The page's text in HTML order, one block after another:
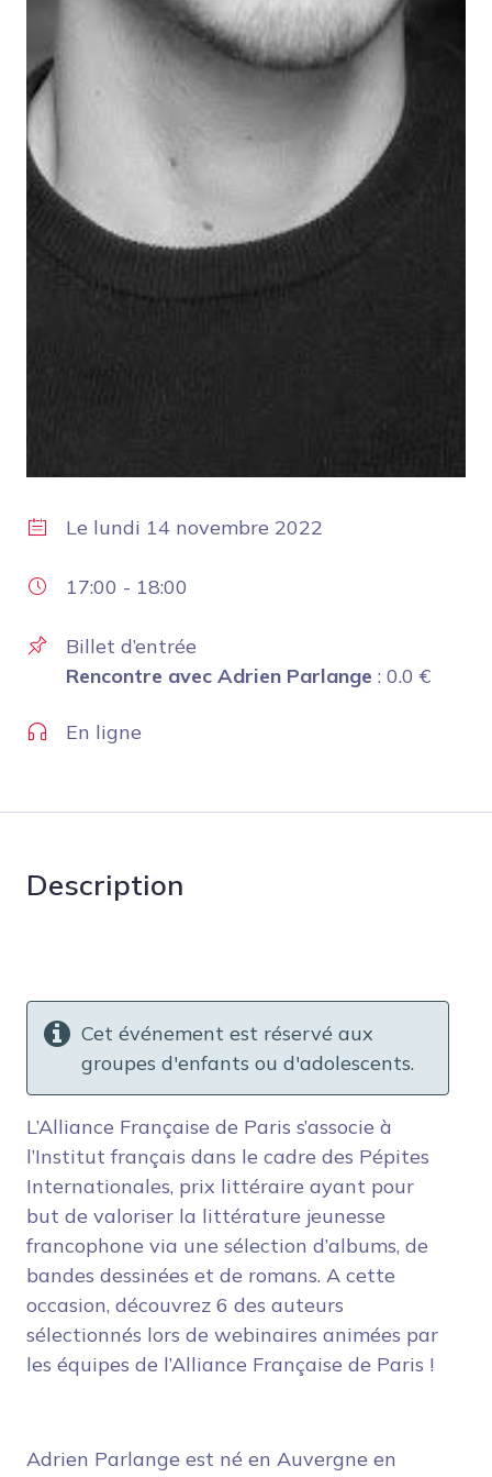
Le lundi 14 novembre 2022
17:00 - 18:00
Billet d’entrée
Rencontre avec Adrien Parlange : 0.0 €
En ligne
Description
Cet événement est réservé aux
groupes d'enfants ou d'adolescents.
L’Alliance Française de Paris s’associe à
l’Institut français dans le cadre des Pépites
Internationales, prix littéraire ayant pour
but de valoriser la littérature jeunesse
francophone via une sélection d’albums, de
bandes dessinées et de romans. A cette
occasion, découvrez 6 des auteurs
sélectionnés lors de webinaires animées par
les équipes de l’Alliance Française de Paris !
Adrien Parlange est né en Auvergne en